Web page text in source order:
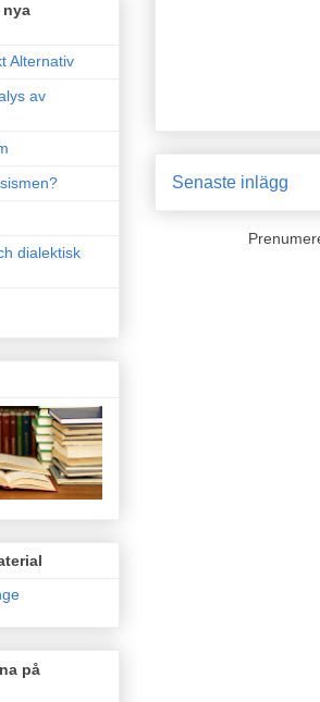
Senaste inlägg
nya
Alternativ
av
dialektisk
på